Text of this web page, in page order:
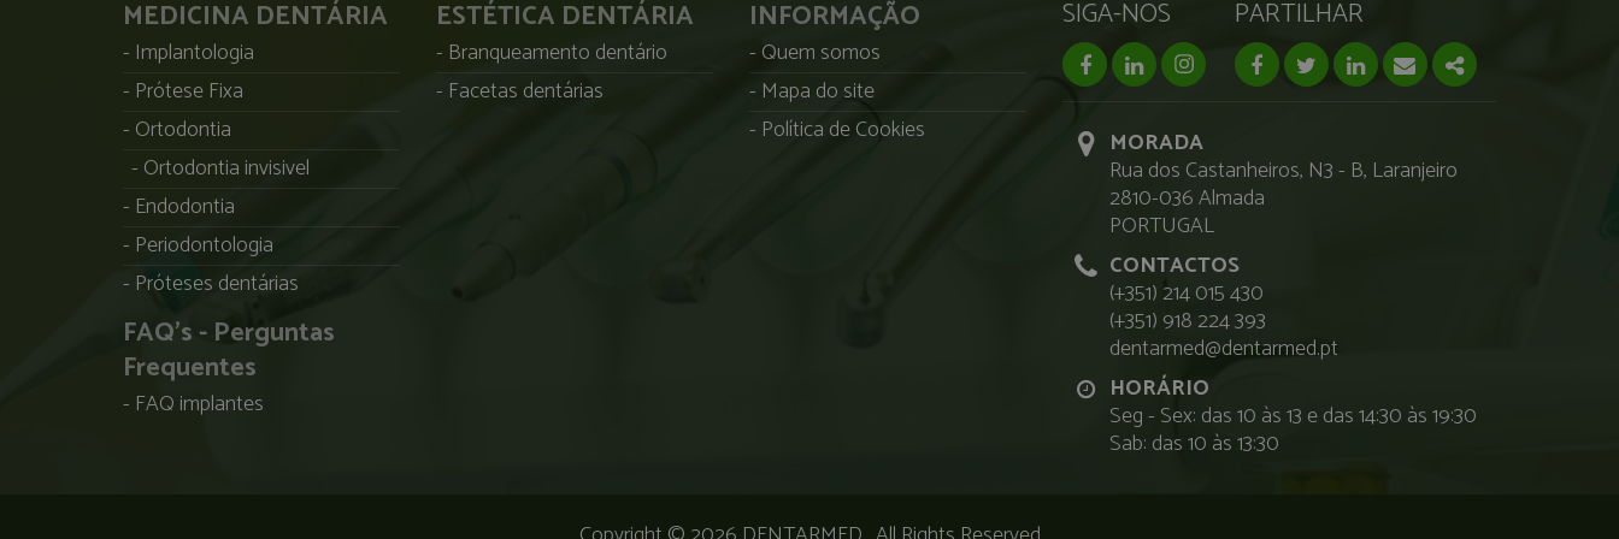
MEDICINA DENTÁRIA
Implantologia
Prótese Fixa
Ortodontia
Ortodontia invisivel
Endodontia
Periodontologia
Próteses dentárias
ESTÉTICA DENTÁRIA
Branqueamento dentário
Facetas dentárias
INFORMAÇÃO
Quem somos
Mapa do site
Política de Cookies
FAQ's - Perguntas
Frequentes
FAQ implantes
SIGA-NOS
facebook page
linkedin page
instagram page
PARTILHAR
Facebook
TwitterLinkedinEmail Share
MORADA
Rua dos Castanheiros, N3 - B, Laranjeiro
2810-036 Almada
PORTUGAL
CONTACTOS
(+351) 214 015 430
(+351) 918 224 393
dentarmed@dentarmed.pt
HORÁRIO
Seg - Sex: das 10 às 13 e das 14:30 às 19:30
Sab: das 10 às 13:30